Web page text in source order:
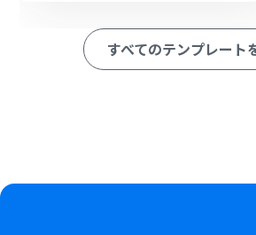
■このワークフローのカスタムポイント
フォームトリガーで設定するフォ
■注意事項
すべてのテンプレート